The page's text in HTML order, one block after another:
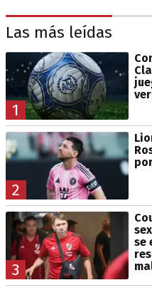
Las más leídas
1
2
3
se